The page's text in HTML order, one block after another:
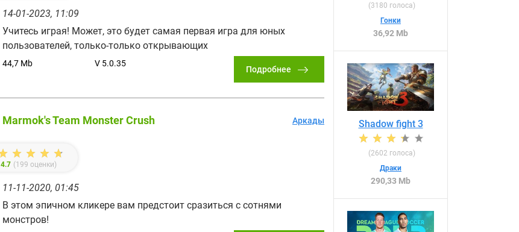
14-01-2023, 11:09
Учитесь играя! Может, это будет самая первая игра для юных
пользователей, только-только открывающих
44,7 Mb V 5.0.35
Подробнее
Marmok's Team Monster Crush
4.7 (199 оценки)
11-11-2020, 01:45
В этом эпичном кликере вам предстоит сразиться с сотнями
монстров!
Аркады
(3180 голоса)
Гонки
36,92 Mb
Shadow fight 3
(2602 голоса)
Драки
290,33 Mb